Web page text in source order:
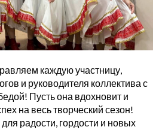
каждую участницу,
и руководителя коллектива с
Пусть она вдохновит и
на весь творческий сезон!
радости, гордости и новых